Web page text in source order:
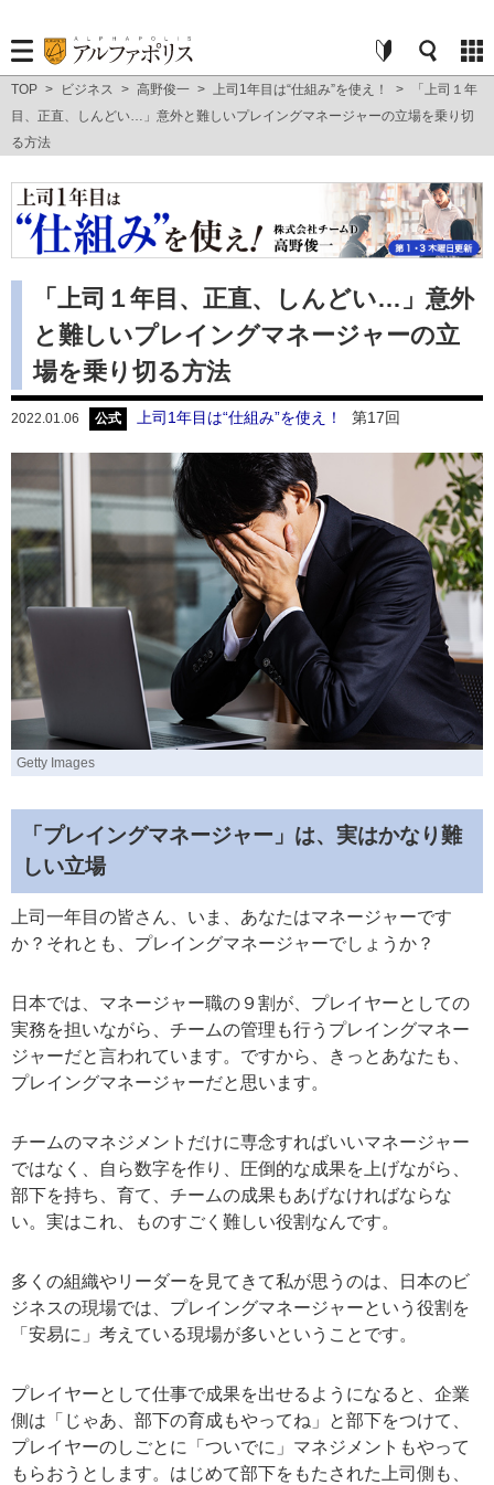
TOP > ビジネス > 高野俊一 > 上司1年目は“仕組み”を使え！ >
「上司１年
目、正直、しんどい…」意外と難しいプレイングマネージャーの立場を乗り切
る方法
「上司１年目、正直、しんどい…」意外
と難しいプレイングマネージャーの立
場を乗り切る方法
2022.01.06 公式 上司1年目は“仕組み”を使え！ 第17回
Getty Images
「プレイングマネージャー」は、実はかなり難
しい立場
上司一年目の皆さん、いま、あなたはマネージャーです
か？それとも、プレイングマネージャーでしょうか？
日本では、マネージャー職の９割が、プレイヤーとしての
実務を担いながら、チームの管理も行うプレイングマネー
ジャーだと言われています。ですから、きっとあなたも、
プレイングマネージャーだと思います。
チームのマネジメントだけに専念すればいいマネージャー
ではなく、自ら数字を作り、圧倒的な成果を上げながら、
部下を持ち、育て、チームの成果もあげなければならな
い。実はこれ、ものすごく難しい役割なんです。
多くの組織やリーダーを見てきて私が思うのは、日本のビ
ジネスの現場では、プレイングマネージャーという役割を
「安易に」考えている現場が多いということです。
プレイヤーとして仕事で成果を出せるようになると、企業
側は「じゃあ、部下の育成もやってね」と部下をつけて、
プレイヤーのしごとに「ついでに」マネジメントもやって
もらおうとします。はじめて部下をもたされた上司側も、